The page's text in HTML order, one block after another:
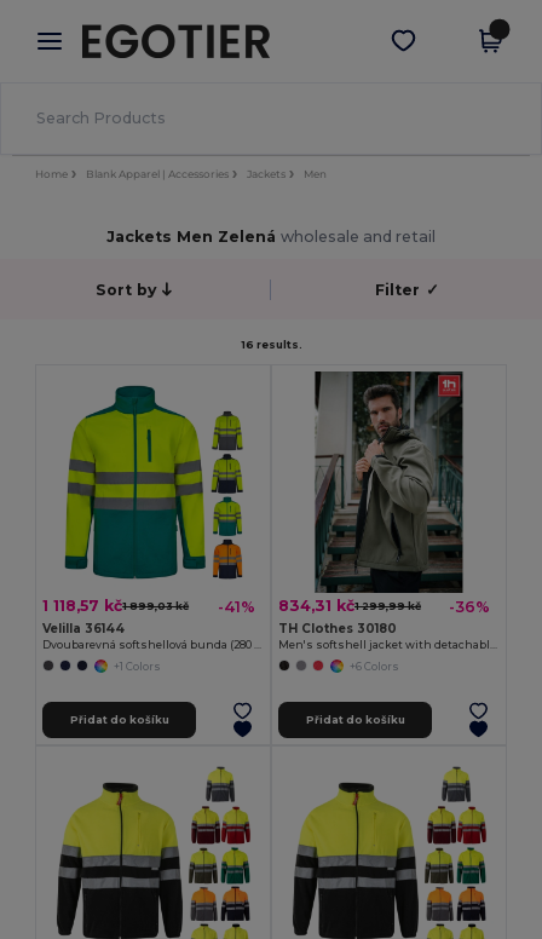
× Aplikace Egotier
Lepší ceny v aplikaci!
Stáhnout app
Home Blank Apparel | Accessories Jackets Men
Jackets Men Zelená wholesale and retail
Sort by Filter ✓
16 results.
1 118,57 kč1 899,03 kč -41%
Velilla 36144
Dvoubarevná softshellová bunda (280 g/m²), z polyesteru (96 %) a elastanu (4 %)
+1 Colors
Přidat do košíku
834,31 kč1 299,99 kč -36%
TH Clothes 30180
Men's softshell jacket with detachable hood and rounded back hem
+6 Colors
Přidat do košíku